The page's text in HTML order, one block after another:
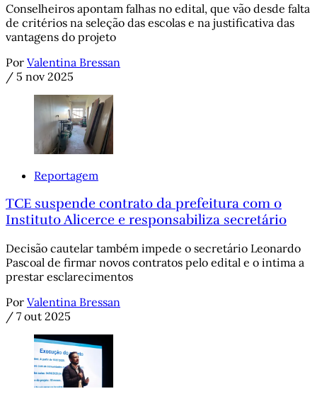
Conselheiros apontam falhas no edital, que vão desde falta
de critérios na seleção das escolas e na justificativa das
vantagens do projeto
Por Valentina Bressan
/ 5 nov 2025
Reportagem
TCE suspende contrato da prefeitura com o
Instituto Alicerce e responsabiliza secretário
Decisão cautelar também impede o secretário Leonardo
Pascoal de firmar novos contratos pelo edital e o intima a
prestar esclarecimentos
Por Valentina Bressan
/ 7 out 2025